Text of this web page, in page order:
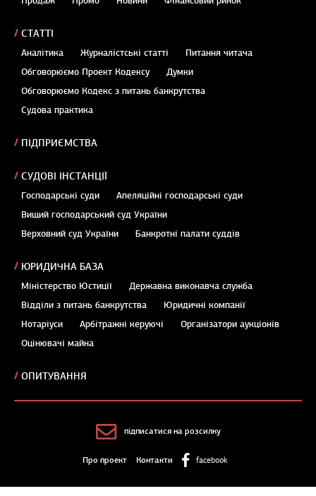
СТАТТІ
Аналітика Журналістські статті
Питання читача
Обговорюємо Проект Кодексу
Думки
Обговорюємо Кодекс з питань банкрутства
Судова практика
ПІДПРИЄМСТВА
СУДОВІ ІНСТАНЦІЇ
Господарські суди
Апеляційні господарські суди
Вищий господарський суд України
Верховний суд України
Банкротні палати суддів
ЮРИДИЧНА БАЗА
Міністерство Юстиції
Державна виконавча служба
Відділи з питань банкрутства
Юридичні компанії
Нотаріуси
Арбітражні керуючі
Організатори аукціонів
Оцінювачі майна
ОПИТУВАННЯ
підписатися на розсилку
Про проект Контакти facebook